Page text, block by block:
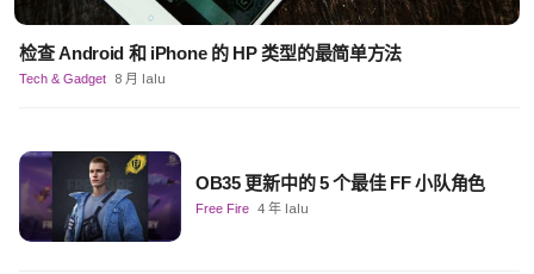
检查 Android 和 iPhone 的 HP 类型的最简单方法
Tech & Gadget 8 月 lalu
OB35 更新中的 5 个最佳 FF 小队角色
Free Fire 4 年 lalu